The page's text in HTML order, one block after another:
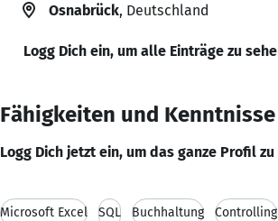
Osnabrück, Deutschland
Logg Dich ein, um alle Einträge zu
Fähigkeiten und Kenntnisse
Logg Dich jetzt ein, um das ganze Profil zu
Microsoft Excel SQL Buchhaltung Controlling